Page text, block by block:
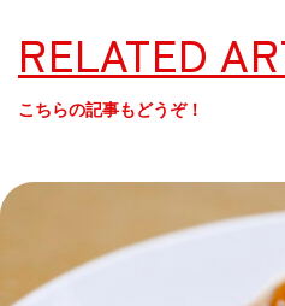
RELATED
こちらの記事もどうぞ！